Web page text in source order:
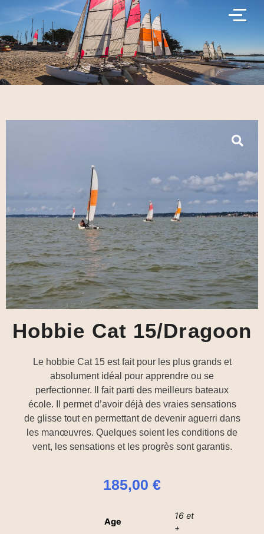
Hobbie Cat 15/Dragoon
Le hobbie Cat 15 est fait pour les plus grands et
absolument idéal pour apprendre ou se
perfectionner. Il fait parti des meilleurs bateaux
école. Il permet d’avoir déjà des vraies sensations
de glisse tout en permettant de devenir aguerri dans
les manœuvres. Quelques soient les conditions de
vent, les sensations et les progrès sont garantis.
185,00 €
Age
16 et
+